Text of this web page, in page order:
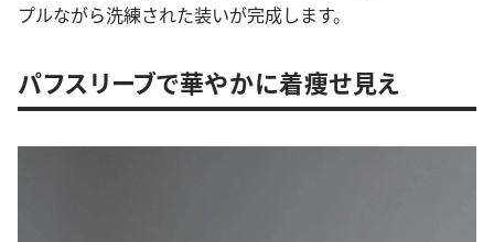
プルながら洗練された装いが完成します。
パフスリーブで華やかに着痩せ見え